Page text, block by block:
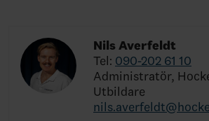
Nils Averfeldt
Tel: 090-202 61 10
Administratör,
Utbildare